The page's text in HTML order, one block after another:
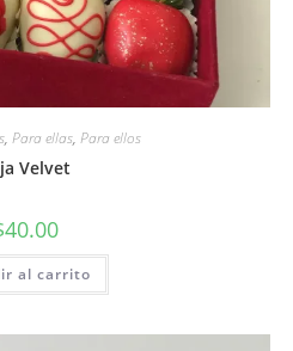
, Para ellas, Para ellos
Velvet
40.00
al carrito